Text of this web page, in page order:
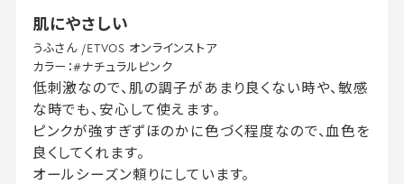
肌にやさしい
うふさん /ETVOS オンラインストア
カラー：#ナチュラルピンク
低刺激なので、肌の調子があまり良くない時や、敏感
な時でも、安心して使えます。
ピンクが強すぎずほのかに色づく程度なので、血色を
良くしてくれます。
オールシーズン頼りにしています。